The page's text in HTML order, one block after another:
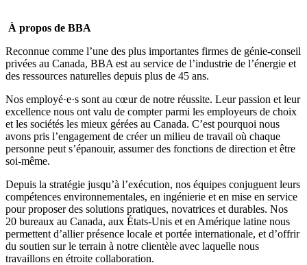
À propos de BBA
Reconnue comme l’une des plus importantes firmes de génie-conseil
privées au Canada, BBA est au service de l’industrie de l’énergie et
des ressources naturelles depuis plus de 45 ans.
Nos employé·e·s sont au cœur de notre réussite. Leur passion et leur
excellence nous ont valu de compter parmi les employeurs de choix
et les sociétés les mieux gérées au Canada. C’est pourquoi nous
avons pris l’engagement de créer un milieu de travail où chaque
personne peut s’épanouir, assumer des fonctions de direction et être
soi-même.
Depuis la stratégie jusqu’à l’exécution, nos équipes conjuguent leurs
compétences environnementales, en ingénierie et en mise en service
pour proposer des solutions pratiques, novatrices et durables. Nos
20 bureaux au Canada, aux États-Unis et en Amérique latine nous
permettent d’allier présence locale et portée internationale, et d’offrir
du soutien sur le terrain à notre clientèle avec laquelle nous
travaillons en étroite collaboration.